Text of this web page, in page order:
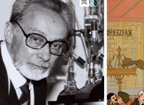
פרימו לוי
מנואלה קונסוני
יונתן פיין